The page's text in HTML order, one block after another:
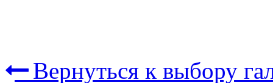
Вернуться к выбору